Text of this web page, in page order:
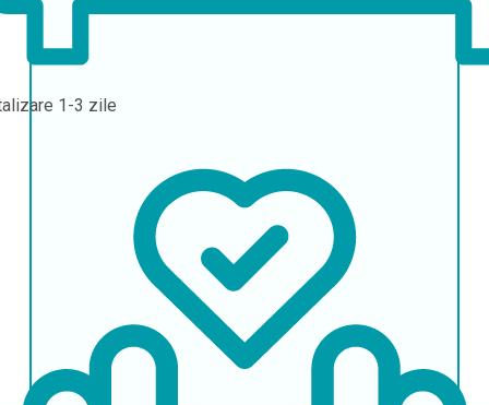
1-3 zile